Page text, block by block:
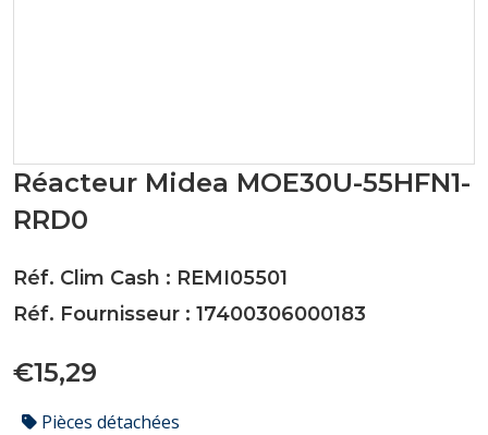
Réacteur Midea MOE30U-55HFN1-
RRD0
Réf. Clim Cash : REMI05501
Réf. Fournisseur : 17400306000183
€15,29
Pièces détachées